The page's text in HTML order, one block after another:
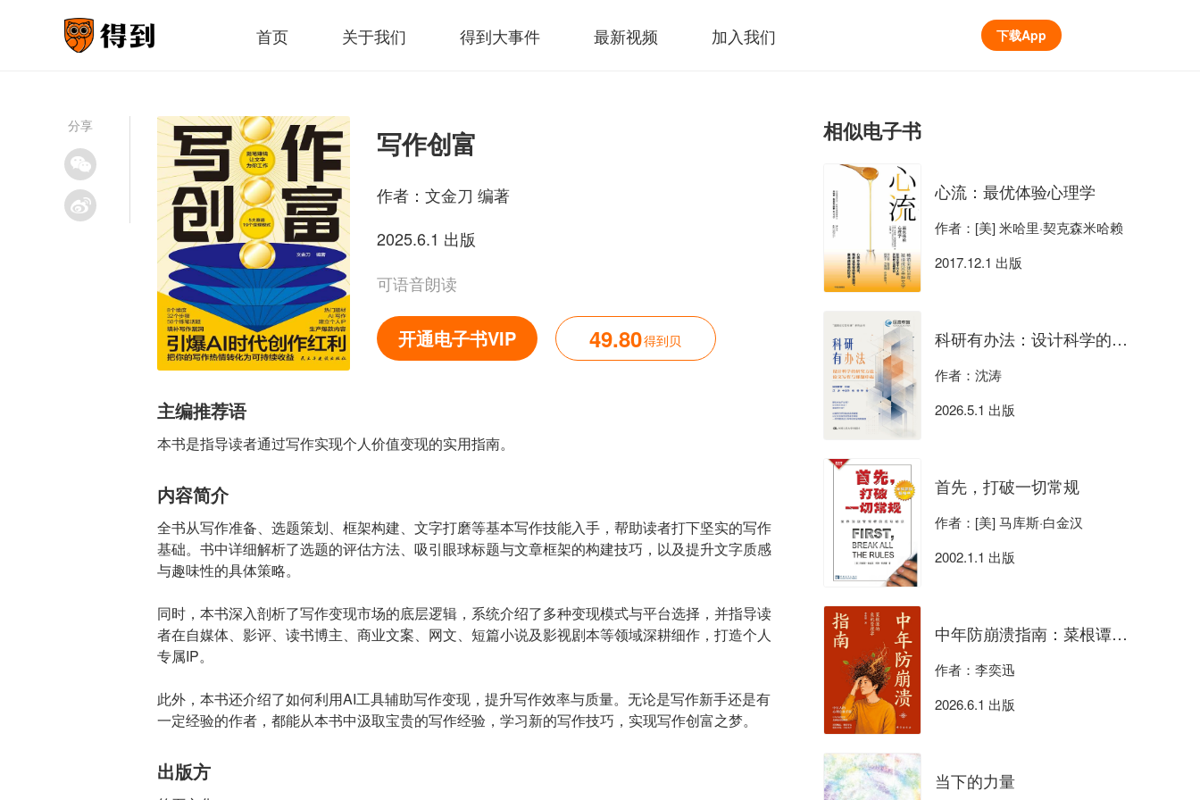
首页 关于我们 得到大事件 最新视频 加入我们 下载App
分享
写作创富
作者： 文金刀 编著
2025.6.1 出版
可语音朗读
开通电子书VIP 49.80得到贝
主编推荐语
本书是指导读者通过写作实现个人价值变现的实用指南。
内容简介
全书从写作准备、选题策划、框架构建、文字打磨等基本写作技能入手，帮助读者打下坚实的写作
基础。书中详细解析了选题的评估方法、吸引眼球标题与文章框架的构建技巧，以及提升文字质感
与趣味性的具体策略。
同时，本书深入剖析了写作变现市场的底层逻辑，系统介绍了多种变现模式与平台选择，并指导读
者在自媒体、影评、读书博主、商业文案、网文、短篇小说及影视剧本等领域深耕细作，打造个人
专属IP。
此外，本书还介绍了如何利用AI工具辅助写作变现，提升写作效率与质量。无论是写作新手还是有
一定经验的作者，都能从本书中汲取宝贵的写作经验，学习新的写作技巧，实现写作创富之梦。
出版方
相似电子书
心流：最优体验心理学
作者：[美] 米哈里·契克森米哈赖
2017.12.1 出版
科研有办法：设计科学的研究方法、论文写作与课题申报
作者：沈涛
2026.5.1 出版
首先，打破一切常规
作者：[美] 马库斯·白金汉
2002.1.1 出版
中年防崩溃指南：菜根谭的危机管理学
作者：李奕迅
2026.6.1 出版
当下的力量